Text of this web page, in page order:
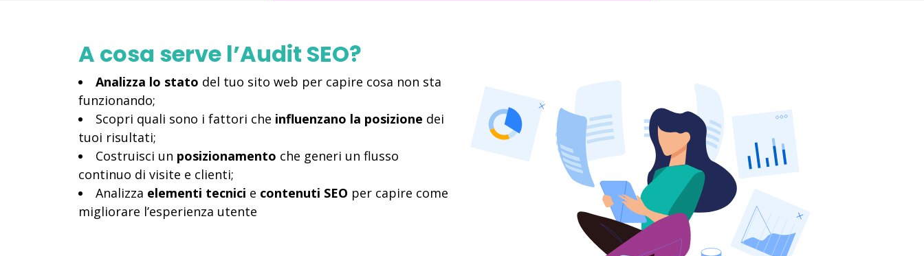
A cosa serve l’Audit SEO?
Analizza lo stato del tuo sito web per capire cosa non sta
funzionando;
Scopri quali sono i fattori che influenzano la posizione dei
tuoi risultati;
Costruisci un posizionamento che generi un flusso
continuo di visite e clienti;
Analizza elementi tecnici e contenuti SEO per capire come
migliorare l’esperienza utente